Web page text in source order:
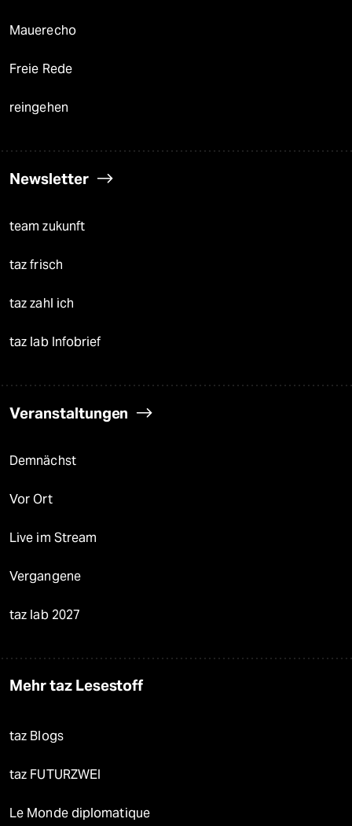
Mauerecho
Freie Rede
reingehen
Newsletter
team zukunft
taz frisch
taz zahl ich
taz lab Infobrief
Veranstaltungen
Demnächst
Vor Ort
Live im Stream
Vergangene
taz lab 2027
Mehr taz Lesestoff
taz Blogs
taz FUTURZWEI
Le Monde diplomatique